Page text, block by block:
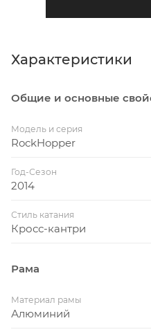
Характеристики
Общие и основные
Модель и серия
RockHopper
Год-Сезон
2014
Стиль катания
Кросс-кантри
Рама
Материал рамы
Алюминий